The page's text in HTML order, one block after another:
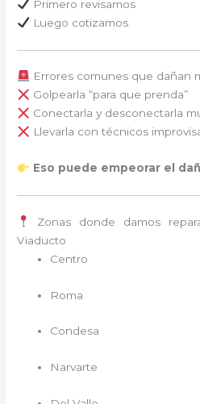
Primero revisamos
Luego cotizamos
Errores comunes que dañan
Golpearla “para que prenda”
Conectarla y desconectarla
Llevarla con técnicos
Eso puede empeorar el
Zonas donde damos
Viaducto
Centro
Roma
Condesa
Narvarte